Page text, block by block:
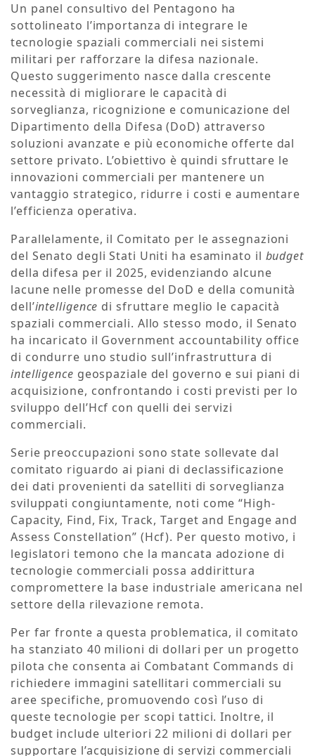
Un panel consultivo del Pentagono ha
sottolineato l’importanza di integrare le
tecnologie spaziali commerciali nei sistemi
militari per rafforzare la difesa nazionale.
Questo suggerimento nasce dalla crescente
necessità di migliorare le capacità di
sorveglianza, ricognizione e comunicazione del
Dipartimento della Difesa (DoD) attraverso
soluzioni avanzate e più economiche offerte dal
settore privato. L’obiettivo è quindi sfruttare le
innovazioni commerciali per mantenere un
vantaggio strategico, ridurre i costi e aumentare
l’efficienza operativa.
Parallelamente, il Comitato per le assegnazioni
del Senato degli Stati Uniti ha esaminato il budget
della difesa per il 2025, evidenziando alcune
lacune nelle promesse del DoD e della comunità
dell’intelligence di sfruttare meglio le capacità
spaziali commerciali. Allo stesso modo, il Senato
ha incaricato il Government accountability office
di condurre uno studio sull’infrastruttura di
intelligence geospaziale del governo e sui piani di
acquisizione, confrontando i costi previsti per lo
sviluppo dell’Hcf con quelli dei servizi
commerciali.
Serie preoccupazioni sono state sollevate dal
comitato riguardo ai piani di declassificazione
dei dati provenienti da satelliti di sorveglianza
sviluppati congiuntamente, noti come “High-
Capacity, Find, Fix, Track, Target and Engage and
Assess Constellation” (Hcf). Per questo motivo, i
legislatori temono che la mancata adozione di
tecnologie commerciali possa addirittura
compromettere la base industriale americana nel
settore della rilevazione remota.
Per far fronte a questa problematica, il comitato
ha stanziato 40 milioni di dollari per un progetto
pilota che consenta ai Combatant Commands di
richiedere immagini satellitari commerciali su
aree specifiche, promuovendo così l’uso di
queste tecnologie per scopi tattici. Inoltre, il
budget include ulteriori 22 milioni di dollari per
supportare l’acquisizione di servizi commerciali